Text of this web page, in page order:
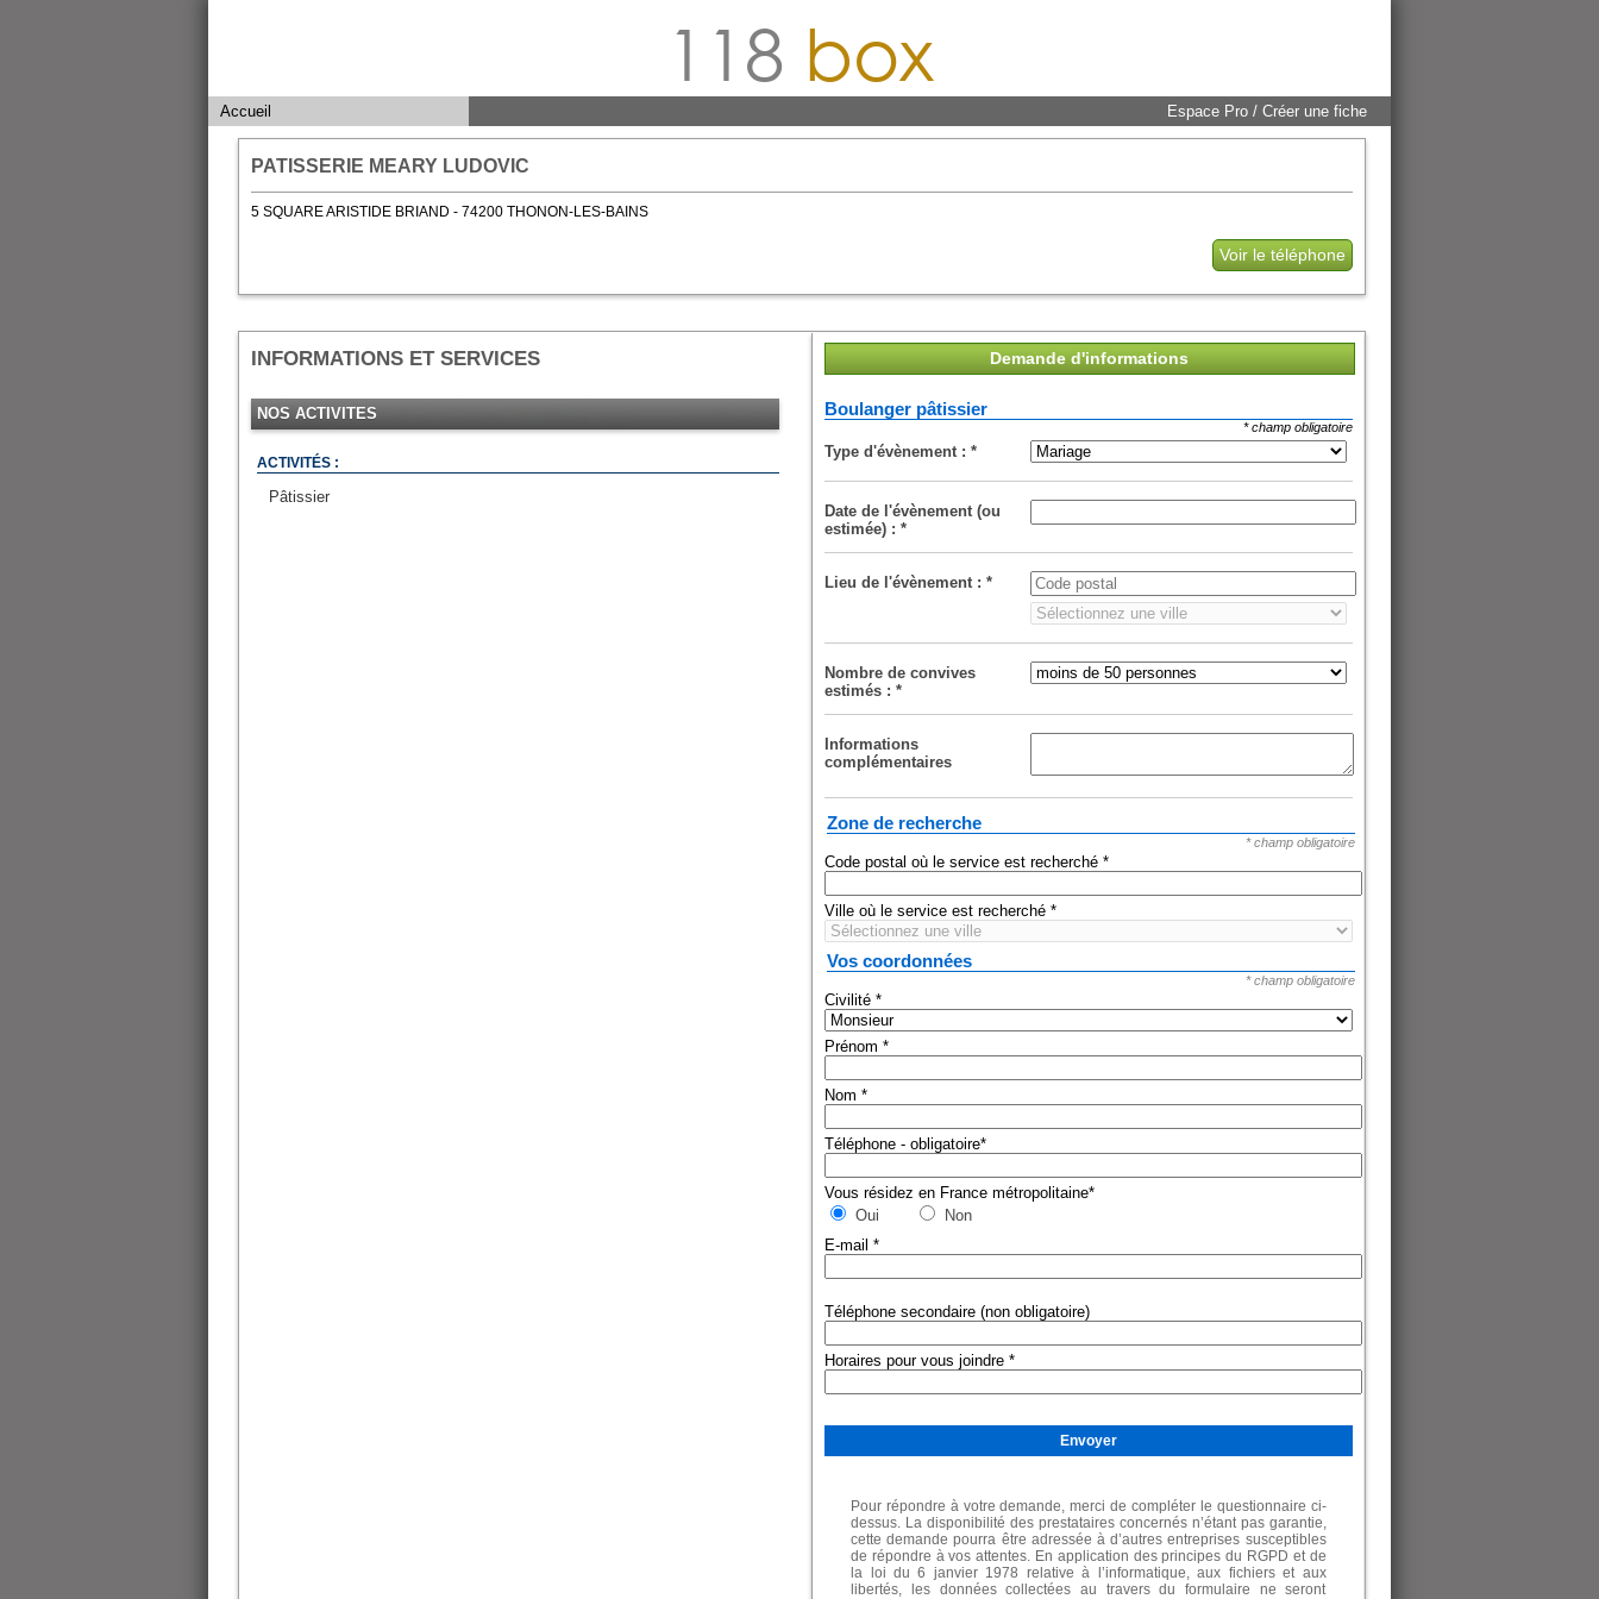
118 box
Accueil Espace Pro / Créer une fiche
PATISSERIE MEARY LUDOVIC
5 SQUARE ARISTIDE BRIAND - 74200 THONON-LES-BAINS
Voir le téléphone
INFORMATIONS ET SERVICES
NOS ACTIVITES
ACTIVITÉS :
Pâtissier
Demande d'informations
Boulanger pâtissier
* champ obligatoire
Type d'évènement : *
Date de l'évènement (ou
estimée) : *
Lieu de l'évènement : *
Nombre de convives
estimés : *
Informations
complémentaires
Zone de recherche
* champ obligatoire
Code postal où le service est recherché *
Ville où le service est recherché *
Vos coordonnées
* champ obligatoire
Civilité *
Prénom *
Nom *
Téléphone - obligatoire*
Vous résidez en France métropolitaine*
Oui
Non
E-mail *
Téléphone secondaire (non obligatoire)
Horaires pour vous joindre *
Pour répondre à votre demande, merci de compléter le questionnaire ci-
dessus. La disponibilité des prestataires concernés n’étant pas garantie,
cette demande pourra être adressée à d’autres entreprises susceptibles
de répondre à vos attentes. En application des principes du RGPD et de
la loi du 6 janvier 1978 relative à l’informatique, aux fichiers et aux
libertés, les données collectées au travers du formulaire ne seront